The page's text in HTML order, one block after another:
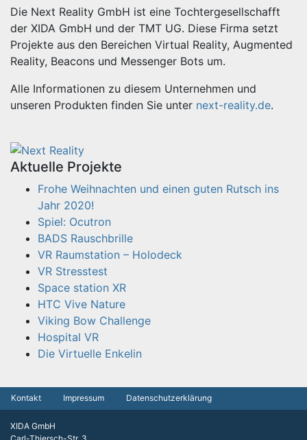
Die Next Reality GmbH ist eine Tochtergesellschafft
der XIDA GmbH und der TMT UG. Diese Firma setzt
Projekte aus den Bereichen Virtual Reality, Augmented
Reality, Beacons und Messenger Bots um.
Alle Informationen zu diesem Unternehmen und
unseren Produkten finden Sie unter next-reality.de.
Aktuelle Projekte
Frohe Weihnachten und einen guten Rutsch ins
Jahr 2020!
Spiel: Ocutron
BADS Rauschbrille
VR Raumstation – Holodeck
VR Stresstest
Space station XR
HTC Vive Nature
Viking Bow Challenge
Hospital VR
Die Virtuelle Enkelin
Kontakt Impressum Datenschutzerklärung
XIDA GmbH